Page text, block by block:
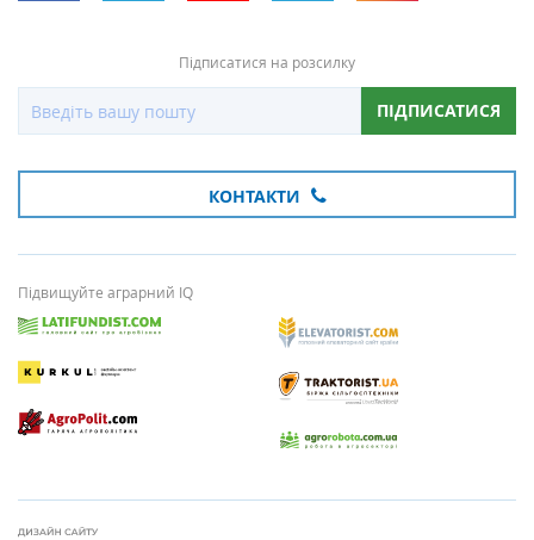
Підписатися на розсилку
ПІДПИСАТИСЯ
КОНТАКТИ
Підвищуйте аграрний IQ